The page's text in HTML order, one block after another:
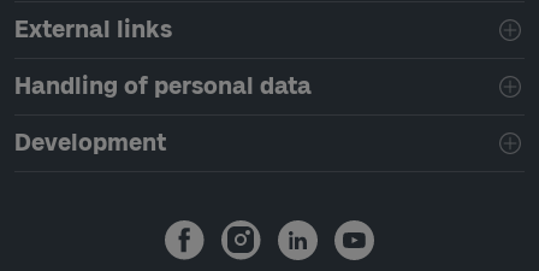
External links
Handling of personal data
Development